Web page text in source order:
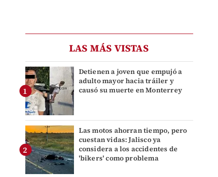
LAS MÁS VISTAS
Detienen a joven que empujó a
adulto mayor hacia tráiler y
causó su muerte en Monterrey
Las motos ahorran tiempo, pero
cuestan vidas: Jalisco ya
considera a los accidentes de
'bikers' como problema